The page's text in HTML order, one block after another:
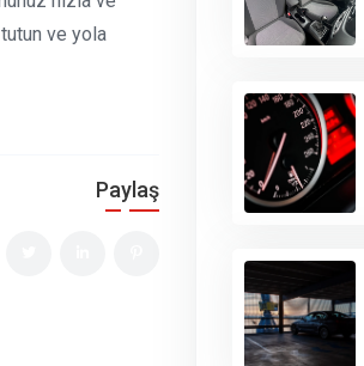
ve yola
Paylaş